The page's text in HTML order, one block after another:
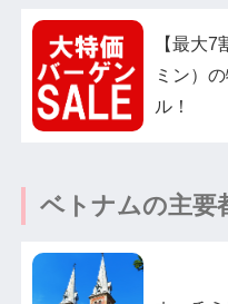
【最大
ミン）
ル！
ベトナムの主要